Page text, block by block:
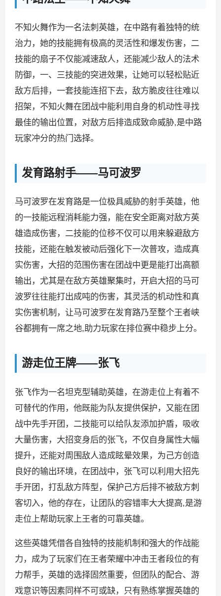
不知火舞作为一名法刺英雄，在中路有着独特的统
治力，她的技能拥有极高的灵活性和爆发伤害，二
技能的扇子不仅能减速敌人，还能减少敌人的法术
防御，一、三技能的突进效果，让她可以轻松贴近
敌方后排，一套技能连招下去，敌方脆皮往往难以
招架，不知火舞在团战中能利用自身的机动性寻找
最佳的输出位置，对敌方后排造成致命威胁,是中路
玩家冲分的热门选择。
发育路射手——马可波罗
马可波罗在发育路是一位极具威胁的射手英雄，他
的一技能远程消耗能力强，能在安全距离对敌方英
雄造成伤害，二技能的位移不仅可以用来躲避敌方
技能，还能在触发被动后强化下一次普攻，造成真
实伤害，大招的范围伤害在团战中更是能打出高额
输出，尤其是在敌方英雄聚集时，开启大招的马可
波罗往往能打出成吨的伤害，其灵活的机动性和真
实伤害机制，让马可波罗在发育路乃至整个王者峡
谷都拥有一席之地,助力玩家在排位赛中稳步上分。
游走位王牌——张飞
张飞作为一名坦克型辅助英雄，在游走位上有着不
可替代的作用，他既能为队友提供保护，又能在团
战中先手开团，二技能可以给队友添加护盾，吸收
大量伤害，大招变身后的张飞，不仅自身属性大幅
提升，还能对周围敌人造成眩晕效果，为己方创造
良好的输出环境，在团战中，张飞可以利用大招先
手开团，打乱敌方阵型，保护己方后排不被敌方刺
客切入，他的存在，让团队的容错率大大提高,是游
走位上帮助玩家上王者的可靠英雄。
这些英雄凭借各自独特的技能机制和强大的作战能
力，成为了玩家们在王者荣耀中冲击王者段位的有
力帮手，英雄的选择固然重要，但团队的配合、游
戏意识等因素同样不可或缺，只有熟练掌握英雄的